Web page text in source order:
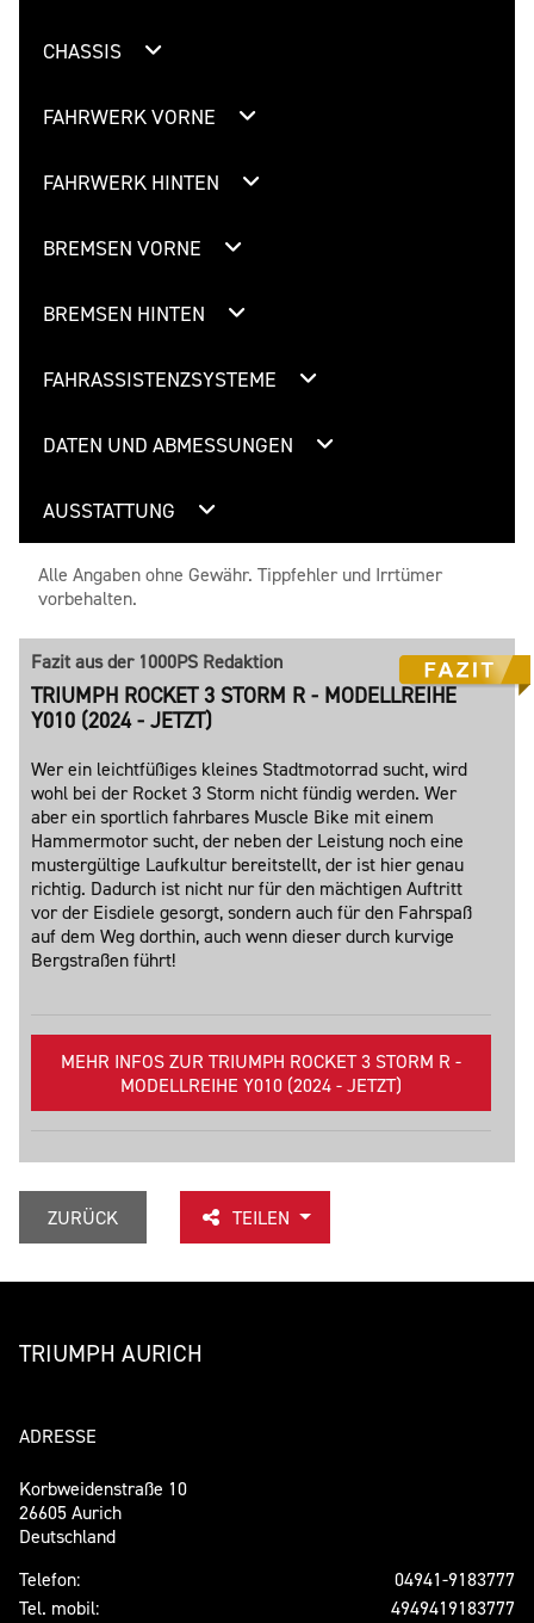
CHASSIS
FAHRWERK VORNE
FAHRWERK HINTEN
BREMSEN VORNE
BREMSEN HINTEN
FAHRASSISTENZSYSTEME
DATEN UND ABMESSUNGEN
AUSSTATTUNG
Alle Angaben ohne Gewähr. Tippfehler und Irrtümer
vorbehalten.
Fazit aus der 1000PS Redaktion
TRIUMPH ROCKET 3 STORM R - MODELLREIHE
Y010 (2024 - JETZT)
Wer ein leichtfüßiges kleines Stadtmotorrad sucht, wird
wohl bei der Rocket 3 Storm nicht fündig werden. Wer
aber ein sportlich fahrbares Muscle Bike mit einem
Hammermotor sucht, der neben der Leistung noch eine
mustergültige Laufkultur bereitstellt, der ist hier genau
richtig. Dadurch ist nicht nur für den mächtigen Auftritt
vor der Eisdiele gesorgt, sondern auch für den Fahrspaß
auf dem Weg dorthin, auch wenn dieser durch kurvige
Bergstraßen führt!
MEHR INFOS ZUR TRIUMPH ROCKET 3 STORM R -
MODELLREIHE Y010 (2024 - JETZT)
ZURÜCK TEILEN
TRIUMPH AURICH
ADRESSE
Korbweidenstraße 10
26605 Aurich
Deutschland
Telefon:
04941-9183777
Tel. mobil:
4949419183777